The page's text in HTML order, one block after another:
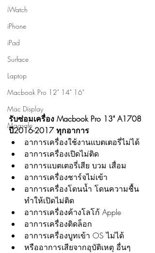
iWatch
iPhone
iPad
Surface
Laptop
Macbook Pro 12" 14" 16"
Mac Display
Magsafe
รับซ่อมเครื่อง Macbook Pro 13" A1708
ปี2016-2017 ทุกอาการ
อาการเครื่องใช้งานแบตเตอรี่ไม่ได้
อาการเครื่องเปิดไม่ติด
อาการแบตเตอรี่เสีย บวม เสื่อม
อาการเครื่องชาร์จไม่เข้า
อาการเครื่องโดนน้ำ โดนความชื้น
ทำให้เปิดไม่ติด
อาการเครื่องค้างโลโก้ Apple
อาการเครื่องติดล็อก
อาการเครื่องบูทเข้า OS ไม่ได้
หรืออาการเสียจากอุบัติเหตุ อื่นๆ